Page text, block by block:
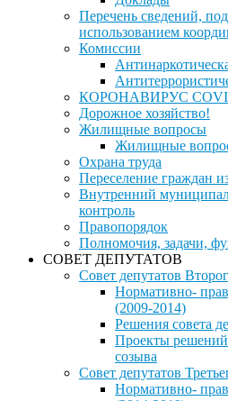
Перечень сведений,
использованием
Комиссии
КОРОНАВИРУС
Дорожное хозяйство!
Жилищные вопросы
Жилищные
Охрана труда
Переселение граждан
Внутренний
контроль
Правопорядок
Полномочия, задачи,
СОВЕТ ДЕПУТАТОВ
Совет депутатов
Нормативно-
(2009-2014)
Решения совета
Проекты решений
созыва
Совет депутатов
Нормативно-